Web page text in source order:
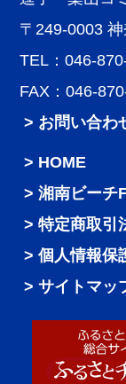
〒249-0003
TEL：046-
FAX：046-
> お問い合わ
HOME
湘南ビーチ
特定商取引
個人情報保
サイトマッ